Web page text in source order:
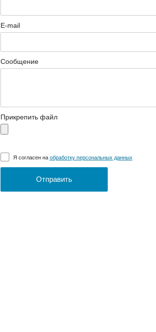
E-mail
Сообщение
Прикрепить файл
Я согласен на обработку персональных данных